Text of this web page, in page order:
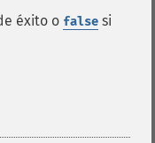
éxito o false si